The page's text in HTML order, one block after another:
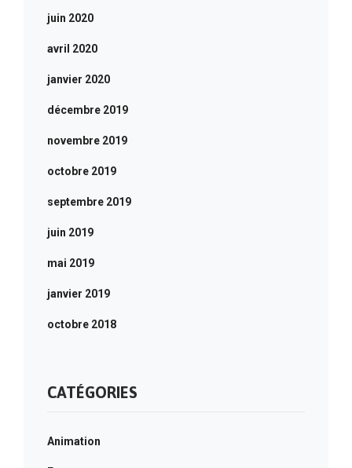
juin 2020
avril 2020
janvier 2020
décembre 2019
novembre 2019
octobre 2019
septembre 2019
juin 2019
mai 2019
janvier 2019
octobre 2018
CATÉGORIES
Animation